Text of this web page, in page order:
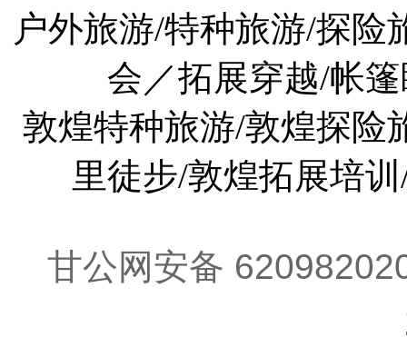
户外旅游/特种旅游/探险
会／拓展穿越/帐
敦煌特种旅游/敦煌探险
里徒步/敦煌拓展培
甘公网安备